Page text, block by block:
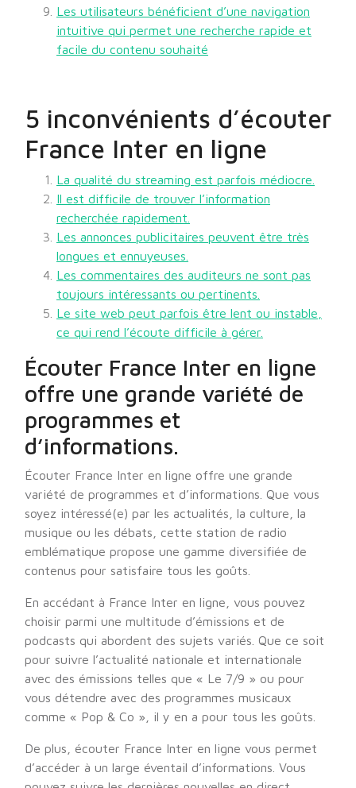
Les utilisateurs bénéficient d’une navigation
intuitive qui permet une recherche rapide et
facile du contenu souhaité
5 inconvénients d’écouter
France Inter en ligne
La qualité du streaming est parfois médiocre.
Il est difficile de trouver l’information
recherchée rapidement.
Les annonces publicitaires peuvent être très
longues et ennuyeuses.
Les commentaires des auditeurs ne sont pas
toujours intéressants ou pertinents.
Le site web peut parfois être lent ou instable,
ce qui rend l’écoute difficile à gérer.
Écouter France Inter en ligne
offre une grande variété de
programmes et
d’informations.
Écouter France Inter en ligne offre une grande
variété de programmes et d’informations. Que vous
soyez intéressé(e) par les actualités, la culture, la
musique ou les débats, cette station de radio
emblématique propose une gamme diversifiée de
contenus pour satisfaire tous les goûts.
En accédant à France Inter en ligne, vous pouvez
choisir parmi une multitude d’émissions et de
podcasts qui abordent des sujets variés. Que ce soit
pour suivre l’actualité nationale et internationale
avec des émissions telles que « Le 7/9 » ou pour
vous détendre avec des programmes musicaux
comme « Pop & Co », il y en a pour tous les goûts.
De plus, écouter France Inter en ligne vous permet
d’accéder à un large éventail d’informations. Vous